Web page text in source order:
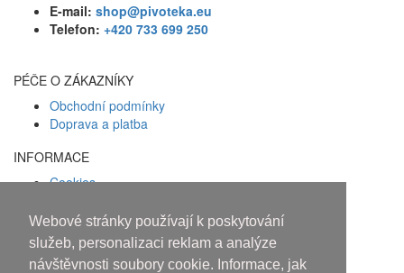
Webové stránky používají k poskytování
služeb, personalizaci reklam a analýze
návštěvnosti soubory cookie. Informace, jak
E-mail: shop@pivoteka.eu
Telefon: +420 733 699 250
PÉČE O ZÁKAZNÍKY
Obchodní podmínky
Doprava a platba
INFORMACE
Cookies
Facebook